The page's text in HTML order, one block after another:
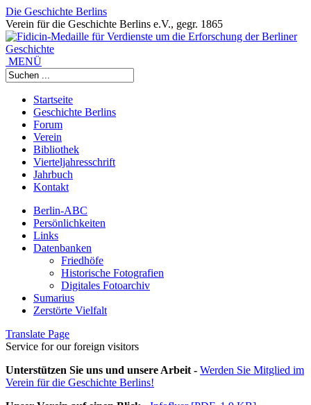
Die Geschichte Berlins
Verein für die Geschichte Berlins e.V., gegr. 1865
MENÜ
Startseite
Geschichte Berlins
Forum
Verein
Bibliothek
Vierteljahresschrift
Jahrbuch
Kontakt
Berlin-ABC
Persönlichkeiten
Links
Datenbanken
Friedhöfe
Historische Fotografien
Digitales Fotoarchiv
Sumarius
Zerstörte Vielfalt
Translate Page
Service for our foreign visitors
Unterstützen Sie uns und unsere Arbeit - Werden Sie Mitglied im
Verein für die Geschichte Berlins!